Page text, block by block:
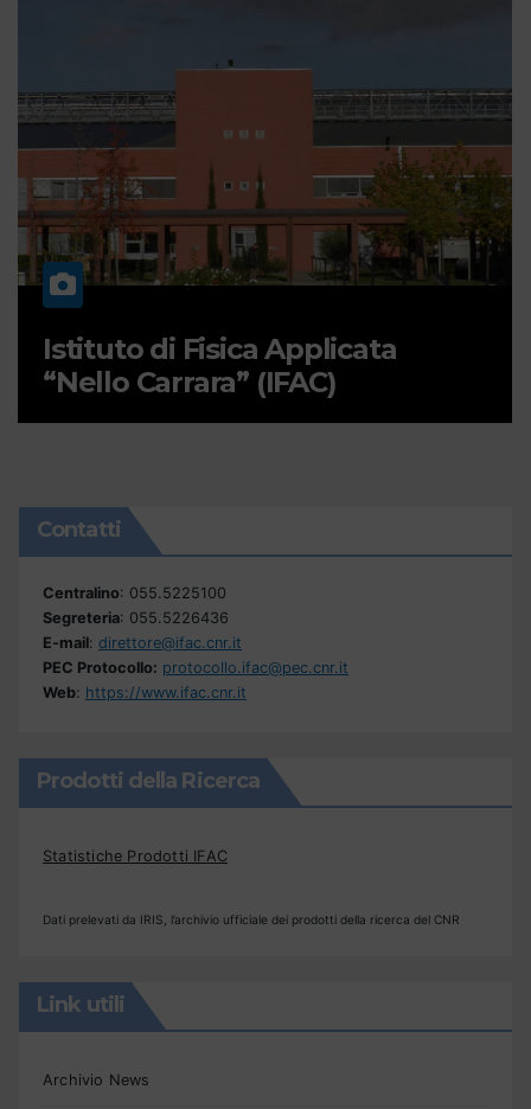
Istituto di Fisica Applicata
“Nello Carrara” (IFAC)
Contatti
Centralino: 055.5225100
Segreteria: 055.5226436
E-mail: direttore@ifac.cnr.it
PEC Protocollo: protocollo.ifac@pec.cnr.it
Web: https://www.ifac.cnr.it
Prodotti della Ricerca
Statistiche Prodotti IFAC
Dati prelevati da IRIS, l’archivio ufficiale dei prodotti della ricerca del CNR
Link utili
Archivio News